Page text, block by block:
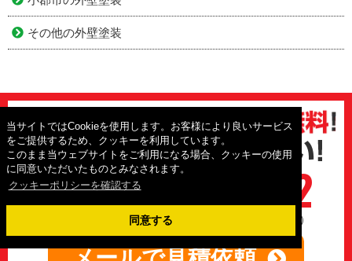
当サイトではCookieを使用します。お客様により良いサービス
をご提供するため、クッキーを利用しています。
このまま当ウェブサイトをご利用になる場合、クッキーの使用
に同意いただいたものとみなされます。
クッキーポリシーを確認する
同意する
久留米市の外壁塗装
小郡市の外壁塗装
0120-010-392